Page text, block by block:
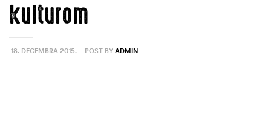
18. DECEMBRA 2015. POST BY ADMIN
kulturom